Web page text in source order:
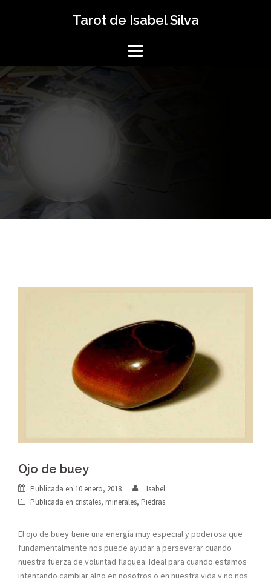
Tarot de Isabel Silva
Ojo de buey
Publicada en 10 enero, 2018
Isabel
Publicada en cristales, minerales, Piedras
El ojo de buey tiene una energía muy especial y poderosa que
fundamentalmente nos puede ayudar a perseverar cuando
nuestra fuerza de voluntad flaquea. Ideal para cuando estamos